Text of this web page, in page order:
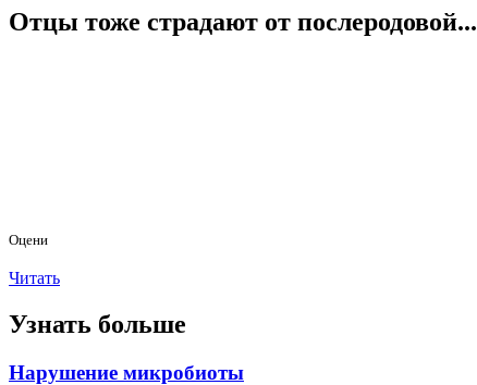
Отцы тоже страдают от послеродовой...
Оцени
Читать
Узнать больше
Нарушение микробиоты